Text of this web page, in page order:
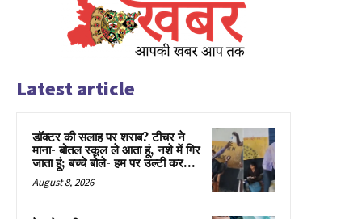
Latest article
डॉक्टर की सलाह पर शराब? टीचर ने
माना- बोतल स्कूल ले आता हूं, नशे में गिर
जाता हूं; बच्चे बोले- हम पर उल्टी कर...
August 8, 2026